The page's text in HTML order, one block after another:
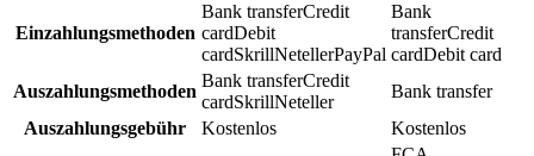
Einzahlungsmethoden
Bank transferCredit
cardDebit
cardSkrillNetellerPayPal
Bank
transferCredit
cardDebit card
Auszahlungsmethoden
Bank transferCredit
cardSkrillNeteller
Bank transfer
Auszahlungsgebühr
Kostenlos Kostenlos